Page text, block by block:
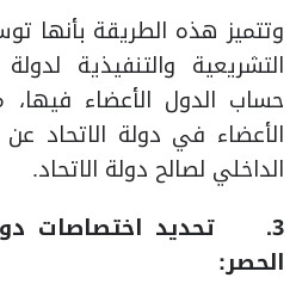
وتتميز هذه الطريقة بأنها
التشريعية والتنفيذية
حساب الدول الأعضاء
الأعضاء في دولة الاتحاد
الداخلي لصالح دولة الاتحاد.
3.
تحديد اختصاصات
الحصر: